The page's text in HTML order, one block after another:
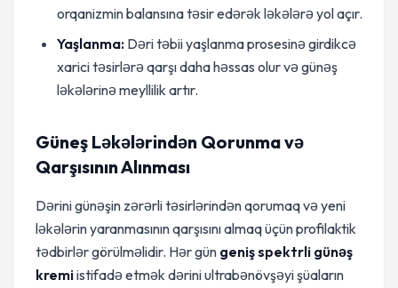
orqanizmin balansına təsir edərək ləkələrə yol açır.
Yaşlanma: Dəri təbii yaşlanma prosesinə girdikcə
xarici təsirlərə qarşı daha həssas olur və günəş
ləkələrinə meyllilik artır.
Güneş Ləkələrindən Qorunma və
Qarşısının Alınması
Dərini günəşin zərərli təsirlərindən qorumaq və yeni
ləkələrin yaranmasının qarşısını almaq üçün profilaktik
tədbirlər görülməlidir. Hər gün geniş spektrli günəş
kremiistifadə etmək dərini ultrabənövşəyi şüaların